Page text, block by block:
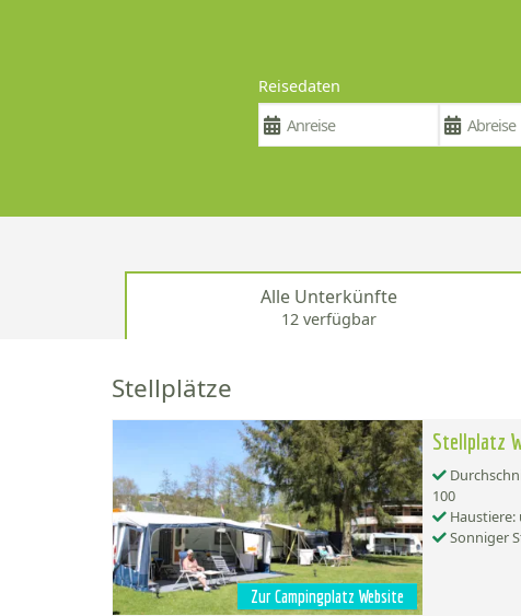
Reisedaten
Alle Unterkünfte
12 verfügbar
Stellplätze
Zur Campingplatz Website
Stellplatz
100
Sonniger